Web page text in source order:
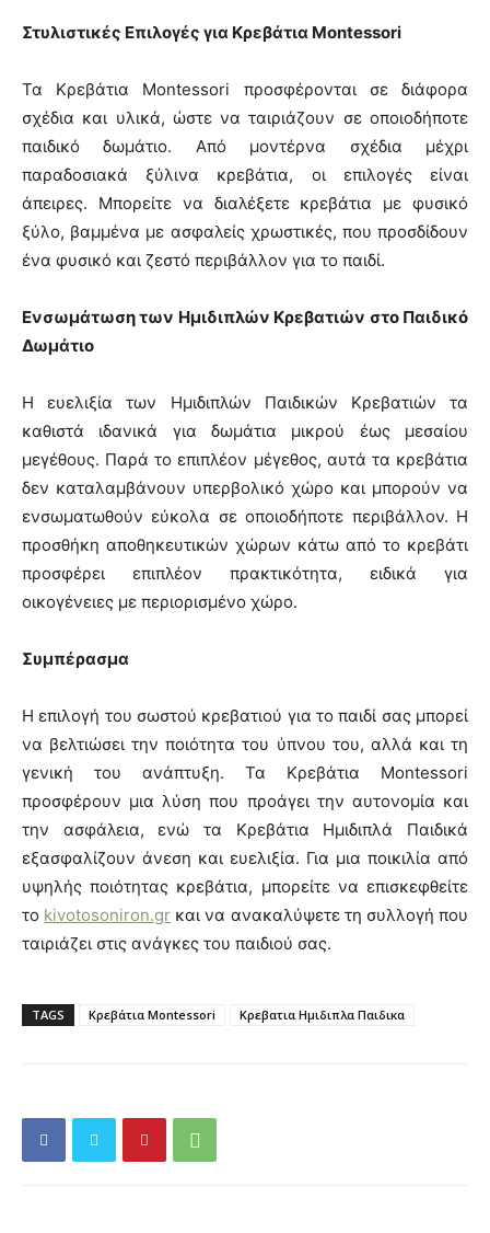
Στυλιστικές Επιλογές για Κρεβάτια Montessori
Τα Κρεβάτια Montessori προσφέρονται σε διάφορα
σχέδια και υλικά, ώστε να ταιριάζουν σε οποιοδήποτε
παιδικό δωμάτιο. Από μοντέρνα σχέδια μέχρι
παραδοσιακά ξύλινα κρεβάτια, οι επιλογές είναι
άπειρες. Μπορείτε να διαλέξετε κρεβάτια με φυσικό
ξύλο, βαμμένα με ασφαλείς χρωστικές, που προσδίδουν
ένα φυσικό και ζεστό περιβάλλον για το παιδί.
Ενσωμάτωση των Ημιδιπλών Κρεβατιών στο Παιδικό
Δωμάτιο
Η ευελιξία των Ημιδιπλών Παιδικών Κρεβατιών τα
καθιστά ιδανικά για δωμάτια μικρού έως μεσαίου
μεγέθους. Παρά το επιπλέον μέγεθος, αυτά τα κρεβάτια
δεν καταλαμβάνουν υπερβολικό χώρο και μπορούν να
ενσωματωθούν εύκολα σε οποιοδήποτε περιβάλλον. Η
προσθήκη αποθηκευτικών χώρων κάτω από το κρεβάτι
προσφέρει επιπλέον πρακτικότητα, ειδικά για
οικογένειες με περιορισμένο χώρο.
Συμπέρασμα
Η επιλογή του σωστού κρεβατιού για το παιδί σας μπορεί
να βελτιώσει την ποιότητα του ύπνου του, αλλά και τη
γενική του ανάπτυξη. Τα Κρεβάτια Montessori
προσφέρουν μια λύση που προάγει την αυτονομία και
την ασφάλεια, ενώ τα Κρεβάτια Ημιδιπλά Παιδικά
εξασφαλίζουν άνεση και ευελιξία. Για μια ποικιλία από
υψηλής ποιότητας κρεβάτια, μπορείτε να επισκεφθείτε
το kivotosoniron.gr και να ανακαλύψετε τη συλλογή που
ταιριάζει στις ανάγκες του παιδιού σας.
TAGS Κρεβάτια Montessori Κρεβατια Ημιδιπλα Παιδικα